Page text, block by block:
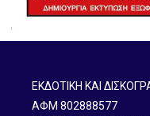
ΕΚΔΟΤΙΚΗ ΚΑΙ
ΑΦΜ 802888577